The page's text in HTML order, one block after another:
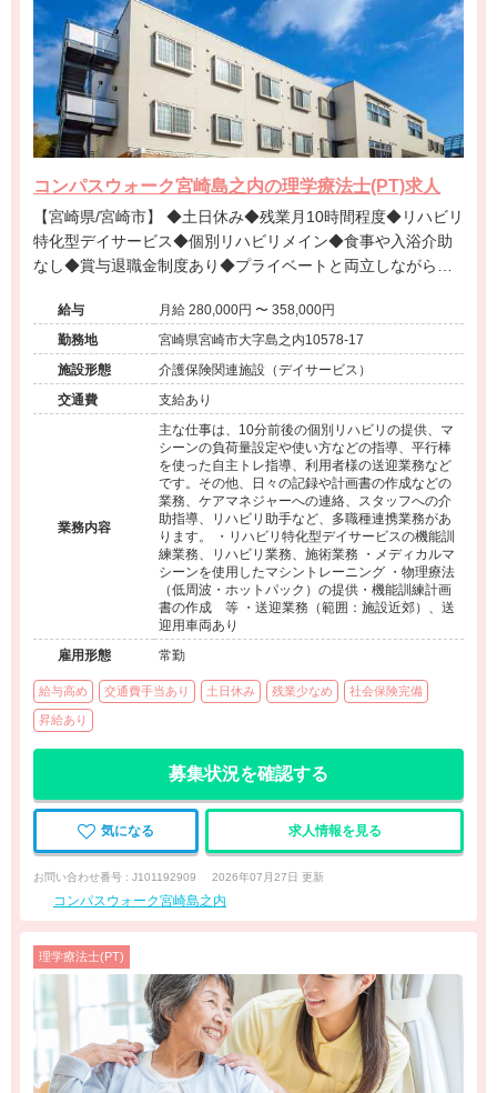
コンパスウォーク宮崎島之内の理学療法士(PT)求人
【宮崎県/宮崎市】 ◆土日休み◆残業月10時間程度◆リハビリ
特化型デイサービス◆個別リハビリメイン◆食事や入浴介助
なし◆賞与退職金制度あり◆プライベートと両立しながら専
給与
月給 280,000円 〜 358,000円
勤務地
宮崎県宮崎市大字島之内10578-17
施設形態
介護保険関連施設（デイサービス）
交通費
支給あり
業務内容
主な仕事は、10分前後の個別リハビリの提供、マ
シーンの負荷量設定や使い方などの指導、平行棒
を使った自主トレ指導、利用者様の送迎業務など
です。その他、日々の記録や計画書の作成などの
業務、ケアマネジャーへの連絡、スタッフへの介
助指導、リハビリ助手など、多職種連携業務があ
ります。 ・リハビリ特化型デイサービスの機能訓
練業務、リハビリ業務、施術業務 ・メディカルマ
シーンを使用したマシントレーニング ・物理療法
（低周波・ホットパック）の提供・機能訓練計画
書の作成 等 ・送迎業務（範囲：施設近郊）、送
迎用車両あり
雇用形態
常勤
給与高め 交通費手当あり 土日休み 残業少なめ 社会保険完備
昇給あり
募集状況を確認する
気になる 求人情報を見る
お問い合わせ番号 : J101192909 2026年07月27日 更新
コンパスウォーク宮崎島之内
理学療法士(PT)